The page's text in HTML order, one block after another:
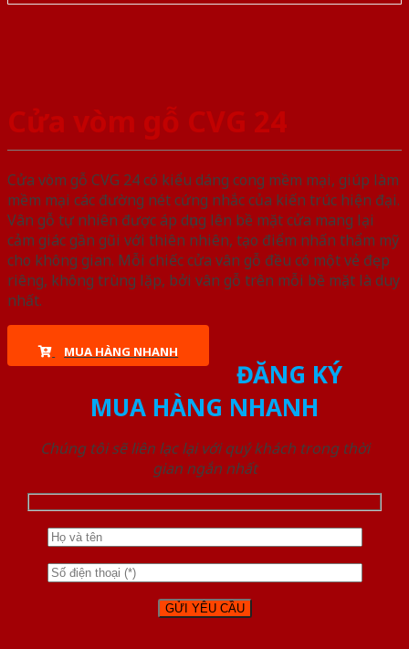
Cửa vòm gỗ CVG 24
Cửa vòm gỗ CVG 24 có kiểu dáng cong mềm mại, giúp làm
mềm mại các đường nét cứng nhắc của kiến trúc hiện đại.
Vân gỗ tự nhiên được áp dụng lên bề mặt cửa mang lại
cảm giác gần gũi với thiên nhiên, tạo điểm nhấn thẩm mỹ
cho không gian. Mỗi chiếc cửa vân gỗ đều có một vẻ đẹp
riêng, không trùng lặp, bởi vân gỗ trên mỗi bề mặt là duy
nhất.
MUA HÀNG NHANH
ĐĂNG KÝ
MUA HÀNG NHANH
Chúng tôi sẽ liên lạc lại với quý khách trong thời
gian ngắn nhất